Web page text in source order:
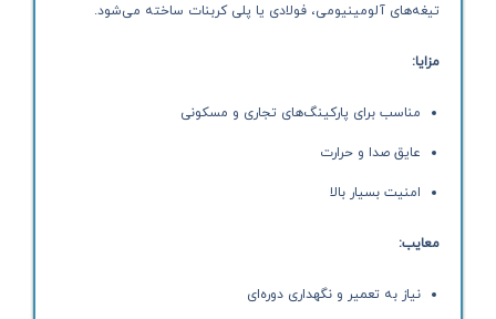
تیغه‌های آلومینیومی، فولادی یا پلی کربنات ساخته می‌شود.
مزایا:
مناسب برای پارکینگ‌های تجاری و مسکونی
عایق صدا و حرارت
امنیت بسیار بالا
معایب:
نیاز به تعمیر و نگهداری دوره‌ای